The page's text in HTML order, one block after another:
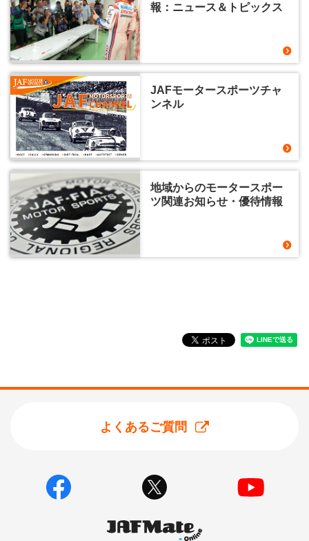
報：ニュース＆トピックス
JAFモータースポーツチャ
ンネル
地域からのモータースポー
ツ関連お知らせ・優待情報
よくあるご質問